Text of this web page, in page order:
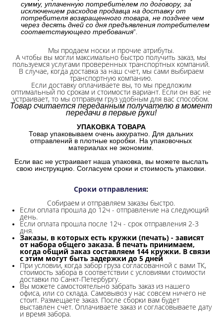
сумму, уплаченную потребителем по договору, за
исключением расходов продавца на доставку от
потребителя возвращенного товара, не позднее чем
через десять дней со дня предъявления потребителем
соответствующего требования".
Мы продаем носки и прочие атрибуты.
А чтобы вы могли максимально быстро получить заказ, мы
пользуемся услугами проверенных транспортных компаний.
В случае, когда доставка за наш счет, мы сами выбираем
транспортную компанию.
Если доставку оплачиваете вы, то мы предложим
оптимальный по срокам и стоимости вариант. Если он вас не
устраивает, то мы отправим груз удобным для вас способом.
Товар считается переданным получателю в момент
передачи в первые руки!
УПАКОВКА ТОВАРА
Товар упаковываем очень аккуратно. Для дальних
отправлений в плотные коробки. На упаковочных
материалах не экономим.
Если вас не устраивает наша упаковка, вы можете выслать
свою инструкцию. Согласуем сроки и стоимость упаковки.
Сроки отправления:
Собираем и отправляем заказы быстро.
Если оплата прошла до 12ч - отправление на следующий
день.
Если оплата прошла после 12ч - срок отправления 2-3
дня.
Заказы, в которых есть кружки (печать) - зависят
от набора общего заказа. В печать принимаем,
когда общий заказ составляем 144 кружки. В связи
с этим могут быть задержки до 5 дней
При условии, когда забор груза согласованной с вами ТК,
стоимость забора в соответствии с условиями стоимости
доставки по Санкт-Петербургу.
Вы можете самостоятельно забрать заказ из нашего
офиса, или со склада. Самовывоз у нас совсем ничего не
стоит. Размещаете заказ. После сборки вам будет
выставлен счет. Оплачиваете заказ и согласовываете дату
и время забора.